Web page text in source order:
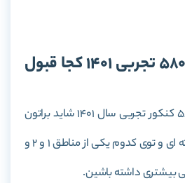
با رتبه 56000-58000 تجربی 1401 کجا قبول
با رتبه ی 56000 تا 58000 کنکور تجربی سال 1401 شاید براتون
سوال باشه که تو چه رشته ای و توی کدوم یکی از مناطق 1 و 2 و